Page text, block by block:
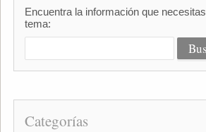
Encuentra la información que
tema:
Categorías